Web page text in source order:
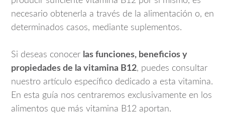
necesario obtenerla a través de la alimentación o, en
determinados casos, mediante suplementos.
Si deseas conocer las funciones, beneficios y
propiedades de la vitamina B12, puedes consultar
nuestro artículo específico dedicado a esta vitamina.
En esta guía nos centraremos exclusivamente en los
alimentos que más vitamina B12 aportan.